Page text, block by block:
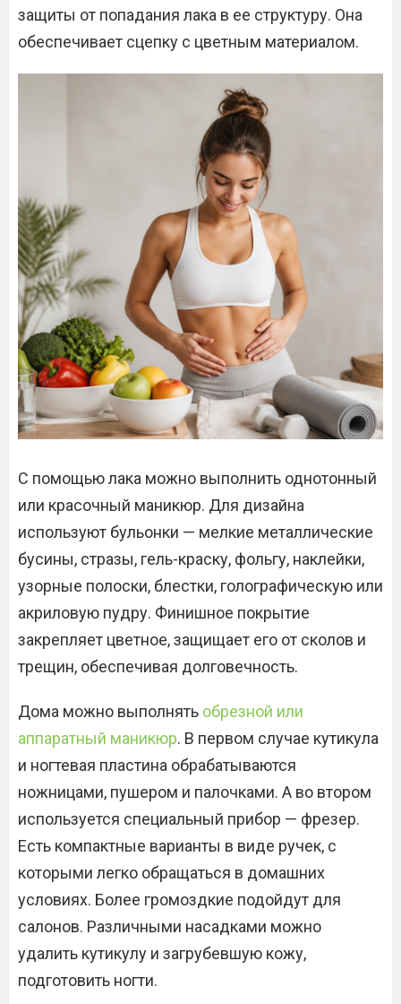
защиты от попадания лака в ее структуру. Она
обеспечивает сцепку с цветным материалом.
С помощью лака можно выполнить однотонный
или красочный маникюр. Для дизайна
используют бульонки — мелкие металлические
бусины, стразы, гель-краску, фольгу, наклейки,
узорные полоски, блестки, голографическую или
акриловую пудру. Финишное покрытие
закрепляет цветное, защищает его от сколов и
трещин, обеспечивая долговечность.
Дома можно выполнять обрезной или
аппаратный маникюр. В первом случае кутикула
и ногтевая пластина обрабатываются
ножницами, пушером и палочками. А во втором
используется специальный прибор — фрезер.
Есть компактные варианты в виде ручек, с
которыми легко обращаться в домашних
условиях. Более громоздкие подойдут для
салонов. Различными насадками можно
удалить кутикулу и загрубевшую кожу,
подготовить ногти.